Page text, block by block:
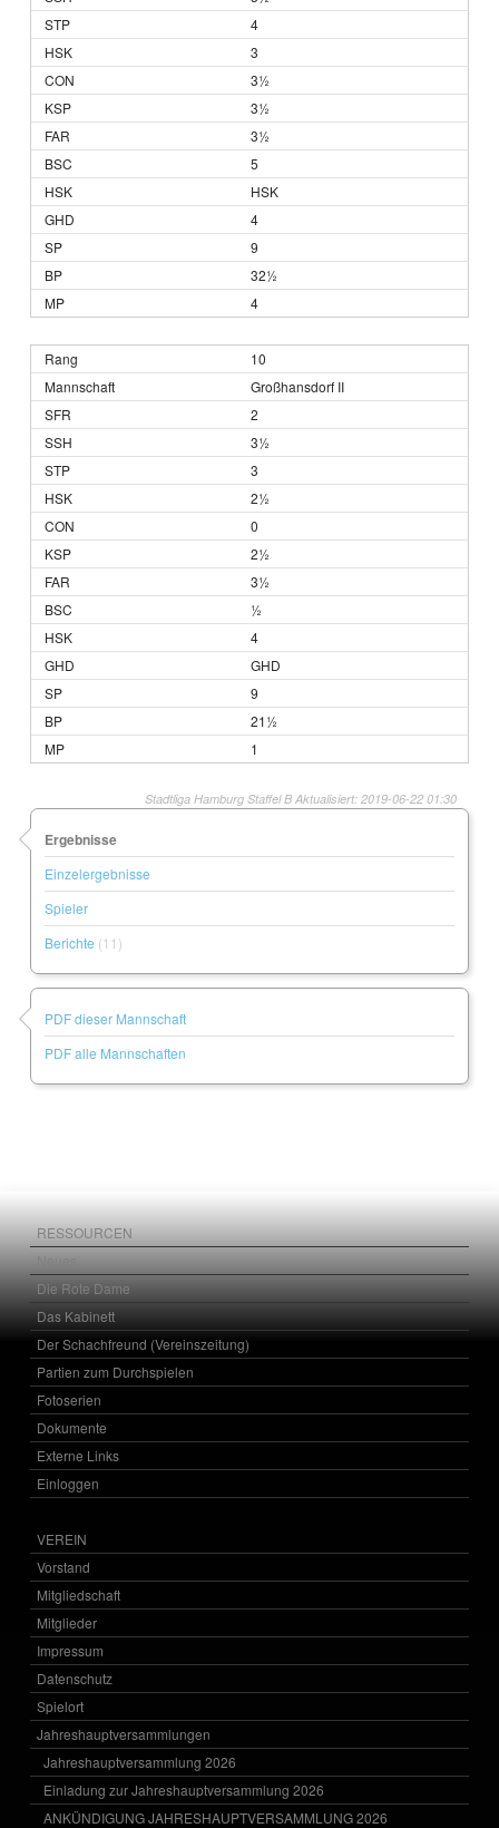
4
3
3½
3½
3½
5
HSK
4
9
32½
4
10
Großhansdorf II
2
3½
3
2½
0
2½
3½
½
4
GHD
9
21½
1
Stadtliga Hamburg Staffel B Aktualisiert: 2019-06-22 01:30
Ergebnisse
Einzelergebnisse
Spieler
Berichte (11)
PDF dieser Mannschaft
PDF alle Mannschaften
RESSOURCEN
Die Rote Dame
Das Kabinett
Der Schachfreund (Vereinszeitung)
Partien zum Durchspielen
Fotoserien
Dokumente
Externe Links
Einloggen
VEREIN
Vorstand
Mitgliedschaft
Mitglieder
Impressum
Datenschutz
Spielort
Jahreshauptversammlungen
Jahreshauptversammlung 2026
Einladung zur Jahreshauptversammlung 2026
ANKÜNDIGUNG JAHRESHAUPTVERSAMMLUNG 2026